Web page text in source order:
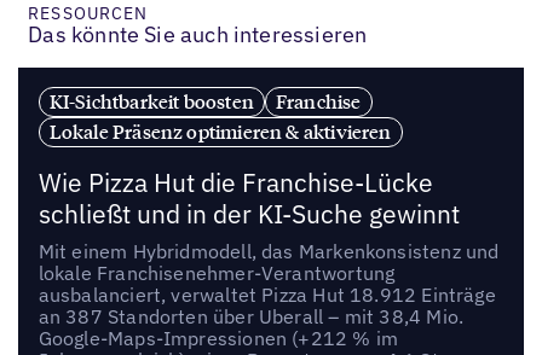
RESSOURCEN
Das könnte Sie auch interessieren
KI-Sichtbarkeit boosten
Franchise
Lokale Präsenz optimieren & aktivieren
Wie Pizza Hut die Franchise-Lücke
schließt und in der KI-Suche gewinnt
Mit einem Hybridmodell, das Markenkonsistenz und
lokale Franchisenehmer-Verantwortung
ausbalanciert, verwaltet Pizza Hut 18.912 Einträge
an 387 Standorten über Uberall – mit 38,4 Mio.
Google-Maps-Impressionen (+212 % im